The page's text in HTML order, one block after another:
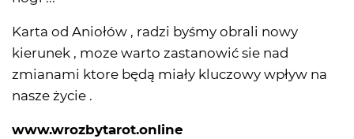
Karta od Aniołów , radzi byśmy obrali nowy
kierunek , moze warto zastanowić sie nad
zmianami ktore będą miały kluczowy wpływ na
nasze życie .
www.wrozbytarot.online